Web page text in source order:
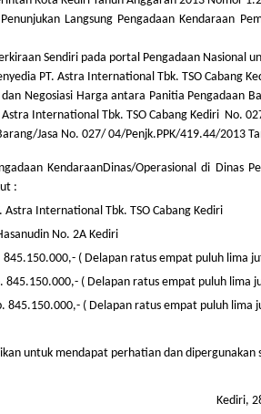
Langsung Pengadaan Kendaraan
Sendiri pada portal Pengadaan Nasional
PT. Astra International Tbk. TSO Cabang
Negosiasi Harga antara Panitia Pengadaan
Astra International Tbk. TSO Cabang Kediri No.
Jasa No. 027/ 04/Penjk.PPK/419.44/2013
KendaraanDinas/Operasional di Dinas
:
International Tbk. TSO Cabang Kediri
No. 2A Kediri
( Delapan ratus empat puluh lima
( Delapan ratus empat puluh lima
( Delapan ratus empat puluh lima
untuk mendapat perhatian dan dipergunakan
Kediri,